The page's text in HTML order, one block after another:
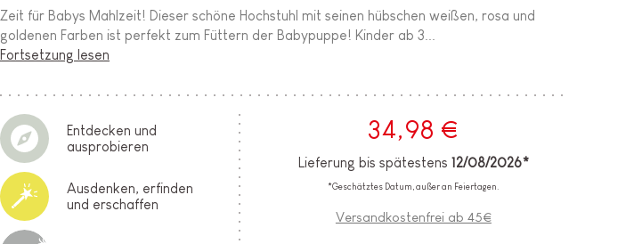
Zeit für Babys Mahlzeit! Dieser schöne Hochstuhl mit seinen hübschen weißen, rosa und
goldenen Farben ist perfekt zum Füttern der Babypuppe! Kinder ab 3...
Fortsetzung lesen
Entdecken und
ausprobieren
Ausdenken, erfinden
und erschaffen
34,98 €
Lieferung bis spätestens 12/08/2026*
*Geschätztes Datum, außer an Feiertagen.
Versandkostenfrei ab 45€